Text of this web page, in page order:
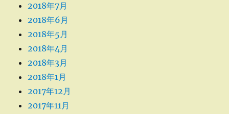
2018年7月
2018年6月
2018年5月
2018年4月
2018年3月
2018年1月
2017年12月
2017年11月